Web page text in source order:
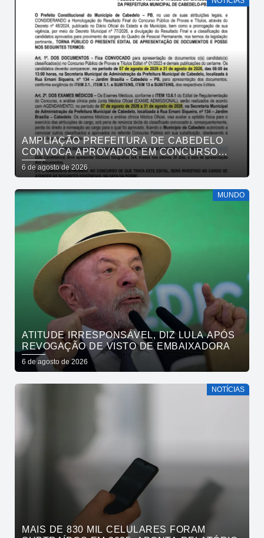
AMPLIAÇÃO PREFEITURA DE CABEDELO
CONVOCA APROVADOS EM CONCURSO
PÚBLICO DA SAÚDE PARA APRESENTAÇÃO
DE DOCUMENTOS
6 de agosto de 2026
MUNDO
ATITUDE IRRESPONSÁVEL, DIZ LULA APÓS
REVOGAÇÃO DE VISTO DE EMBAIXADORA
6 de agosto de 2026
NOTÍCIAS
MAIS DE 830 MIL CELULARES FORAM